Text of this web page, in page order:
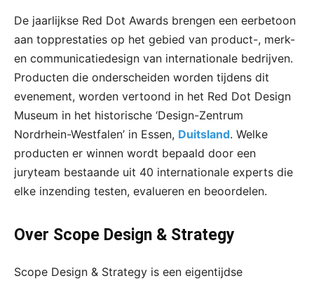
De jaarlijkse Red Dot Awards brengen een eerbetoon
aan topprestaties op het gebied van product-, merk-
en communicatiedesign van internationale bedrijven.
Producten die onderscheiden worden tijdens dit
evenement, worden vertoond in het Red Dot Design
Museum in het historische ‘Design-Zentrum
Nordrhein-Westfalen’ in Essen, Duitsland. Welke
producten er winnen wordt bepaald door een
juryteam bestaande uit 40 internationale experts die
elke inzending testen, evalueren en beoordelen.
Over Scope Design & Strategy
Scope Design & Strategy is een eigentijdse